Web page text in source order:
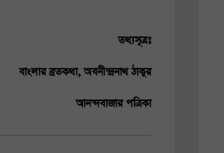
তথ্যসূত্রঃ
বাংলার ব্রতকথা, অবনীন্দ্রনাথ ঠাকুর
আনন্দবাজার পত্রিকা